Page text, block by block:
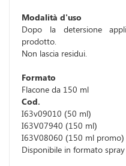
Modalità d'uso
Dopo la detersione
prodotto.
Non lascia residui.
Formato
Flacone da 150 ml
Cod.
I63v09010 (50 ml)
I63V07940 (150 ml)
I63V08060 (150 ml promo)
Disponibile in formato